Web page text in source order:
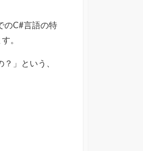
のC#言語の特
。
」という、